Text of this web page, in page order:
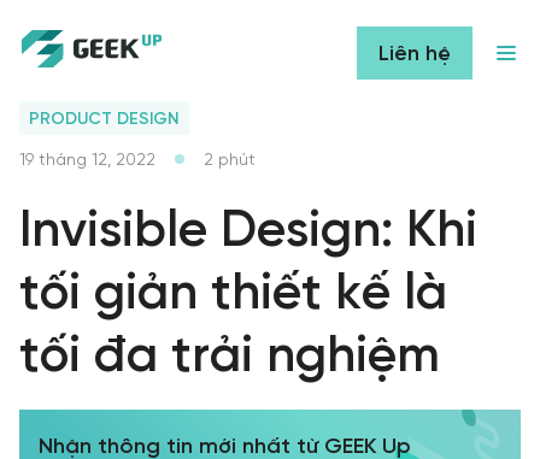
Liên hệ
PRODUCT DESIGN
19 tháng 12, 2022 2 phút
Invisible Design: Khi
tối giản thiết kế là
tối đa trải nghiệm
Nhận thông tin mới nhất từ GEEK Up